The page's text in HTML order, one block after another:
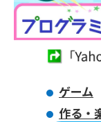
ゲーム
作る・